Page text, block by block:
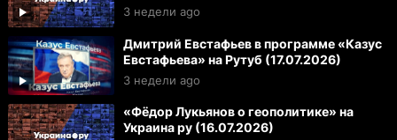
3 недели ago
Дмитрий Евстафьев в программе «Казус
Евстафьева» на Рутуб (17.07.2026)
3 недели ago
«Фёдор Лукьянов о геополитике» на
Украина ру (16.07.2026)